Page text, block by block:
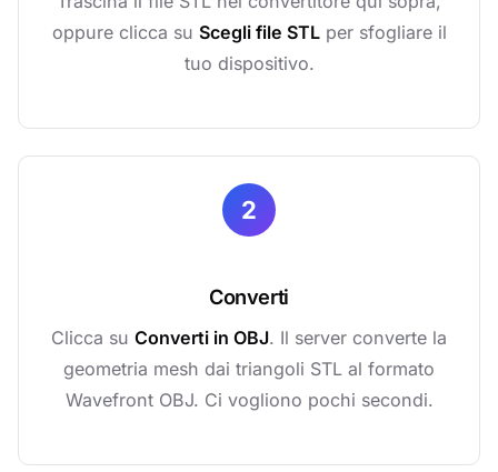
oppure clicca su Scegli file STLper sfogliare il
tuo dispositivo.
2
Converti
Clicca su Converti in OBJ. Il server converte la
geometria mesh dai triangoli STL al formato
Wavefront OBJ. Ci vogliono pochi secondi.